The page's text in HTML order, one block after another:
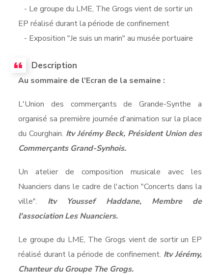
- Le groupe du LME, The Grogs vient de sortir un
EP réalisé durant la période de confinement
- Exposition "Je suis un marin" au musée portuaire
Description
Au sommaire de l'Ecran de la semaine :
L'Union des commerçants de Grande-Synthe a
organisé sa première journée d'animation sur la place
du Courghain. Itv Jérémy Beck, Président Union des
Commerçants Grand-Synhois.
Un atelier de composition musicale avec les
Nuanciers dans le cadre de l'action "Concerts dans la
ville". Itv Youssef Haddane, Membre de
l'association Les Nuanciers.
Le groupe du LME, The Grogs vient de sortir un EP
réalisé durant la période de confinement. Itv Jérémy,
Chanteur du Groupe The Grogs.